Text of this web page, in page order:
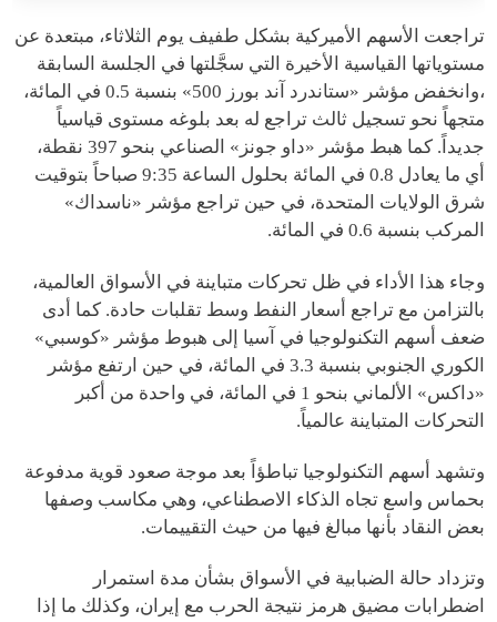
تراجعت الأسهم الأميركية بشكل طفيف يوم الثلاثاء، مبتعدة عن
مستوياتها القياسية الأخيرة التي سجَّلتها في الجلسة السابقة
،وانخفض مؤشر «ستاندرد آند بورز 500» بنسبة 0.5 في المائة،
متجهاً نحو تسجيل ثالث تراجع له بعد بلوغه مستوى قياسياً
جديداً. كما هبط مؤشر «داو جونز» الصناعي بنحو 397 نقطة،
أي ما يعادل 0.8 في المائة بحلول الساعة 9:35 صباحاً بتوقيت
شرق الولايات المتحدة، في حين تراجع مؤشر «ناسداك»
المركب بنسبة 0.6 في المائة.
وجاء هذا الأداء في ظل تحركات متباينة في الأسواق العالمية،
بالتزامن مع تراجع أسعار النفط وسط تقلبات حادة. كما أدى
ضعف أسهم التكنولوجيا في آسيا إلى هبوط مؤشر «كوسبي»
الكوري الجنوبي بنسبة 3.3 في المائة، في حين ارتفع مؤشر
«داكس» الألماني بنحو 1 في المائة، في واحدة من أكبر
التحركات المتباينة عالمياً.
وتشهد أسهم التكنولوجيا تباطؤاً بعد موجة صعود قوية مدفوعة
بحماس واسع تجاه الذكاء الاصطناعي، وهي مكاسب وصفها
بعض النقاد بأنها مبالغ فيها من حيث التقييمات.
وتزداد حالة الضبابية في الأسواق بشأن مدة استمرار
اضطرابات مضيق هرمز نتيجة الحرب مع إيران، وكذلك ما إذا